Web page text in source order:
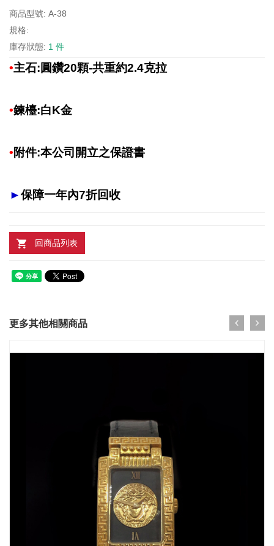
商品型號: A-38
規格:
庫存狀態: 1 件
•主石:圓鑽20顆-共重約2.4克拉
•鍊檯:白K金
•附件:本公司開立之保證書
►保障一年內7折回收
回商品列表
更多其他相關商品